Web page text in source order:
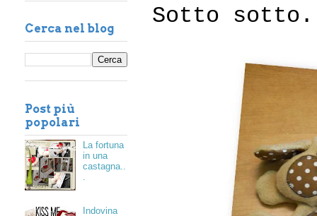
Sotto
Cerca nel blog
Post più
popolari
La fortuna
in una
castagna..
.
Indovina